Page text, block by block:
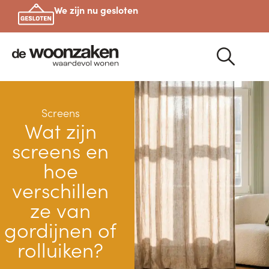
We zijn nu gesloten
Screens
Wat zijn
screens en
hoe
verschillen
ze van
gordijnen of
rolluiken?